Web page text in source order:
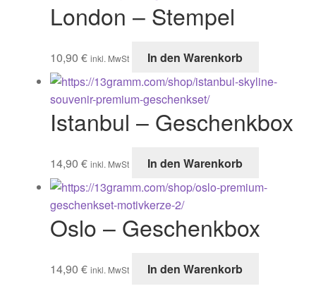
London – Stempel
10,90 € inkl. MwSt In den Warenkorb
Istanbul – Geschenkbox
14,90 € inkl. MwSt In den Warenkorb
Oslo – Geschenkbox
14,90 € inkl. MwSt In den Warenkorb